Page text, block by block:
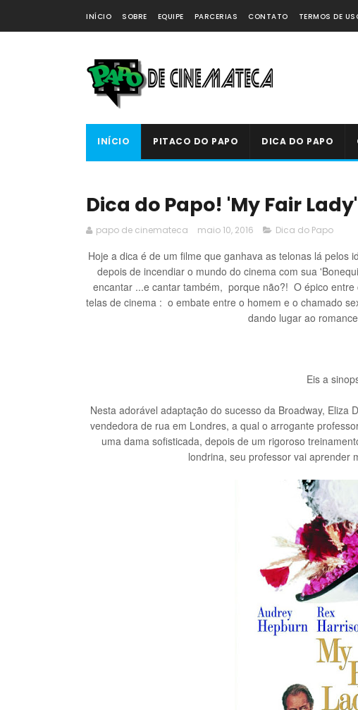
INÍCIO SOBRE EQUIPE PARCERIAS CONTATO TERMOS DE
INÍCIO PITACO DO PAPO DICA DO PAPO
Dica do Papo! 'My Fair
papo de cinemateca maio 10, 2016 Dica do Papo
Hoje a dica é de um filme que ganhava as telonas lá pelos
depois de incendiar o mundo do cinema com sua
encantar ...e cantar também, porque não?! O épico
telas de cinema : o embate entre o homem e o chamado
dando lugar ao
Eis a
Nesta adorável adaptação do sucesso da Broadway,
vendedora de rua em Londres, a qual o arrogante
uma dama sofisticada, depois de um rigoroso
londrina, seu professor vai aprender